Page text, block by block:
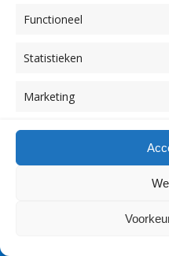
Functioneel
Statistieken
Marketing
Copyright